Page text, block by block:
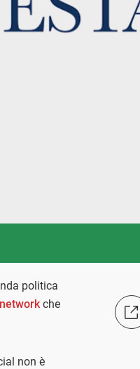
politica
che
non è